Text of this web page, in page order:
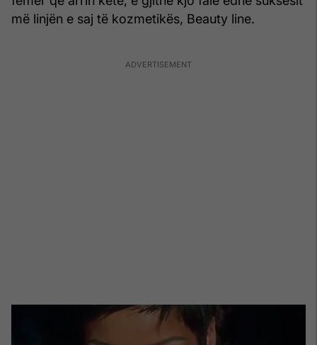
më linjën e saj të kozmetikës, Beauty line.